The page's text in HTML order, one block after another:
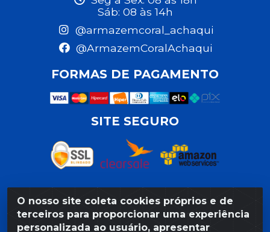
O nosso site coleta cookies próprios e de
terceiros para proporcionar uma experiência
personalizada ao usuário, apresentar
Sáb: 08 às 14h
@armazemcoral_achaqui
@ArmazemCoralAchaqui
FORMAS DE PAGAMENTO
SITE SEGURO
Razão Social: Armazém Coral LTDA - Rua da Praia,
103 - São José - Recife/PE - CEP 50020-550 -